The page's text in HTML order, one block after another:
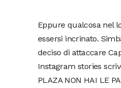
Eppure qualcosa nel
essersi incrinato.
deciso di attaccare
Instagram stories
PLAZA NON HAI LE